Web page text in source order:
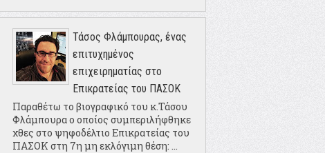
Τάσος Φλάμπουρας, ένας
επιτυχημένος
επιχειρηματίας στο
Επικρατείας του ΠΑΣΟΚ
Παραθέτω το βιογραφικό του κ.Τάσου
Φλάμπουρα ο οποίος συμπεριλήφθηκε
χθες στο ψηφοδέλτιο Επικρατείας του
ΠΑΣΟΚ στη 7η μη εκλόγιμη θέση: ...